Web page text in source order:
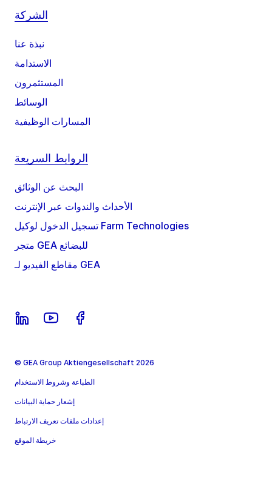
الشركة
نبذة عنا
الاستدامة
المستثمرون
الوسائط
المسارات الوظيفية
الروابط السريعة
البحث عن الوثائق
الأحداث والندوات عبر الإنترنت
تسجيل الدخول لوكيل Farm Technologies
متجر GEA للبضائع
مقاطع الفيديو لـ GEA
© GEA Group Aktiengesellschaft 2026
الطباعة وشروط الاستخدام
إشعار حماية البيانات
إعدادات ملفات تعريف الارتباط
خريطة الموقع